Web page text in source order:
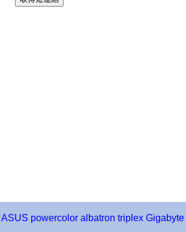
ASUS powercolor albatron triplex Gigabyte